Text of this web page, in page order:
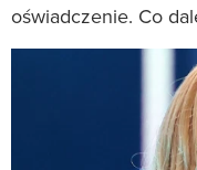
oświadczenie. Co